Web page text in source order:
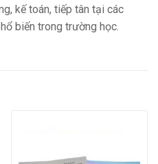
kế toán, tiếp tân tại các
biến trong trường học.